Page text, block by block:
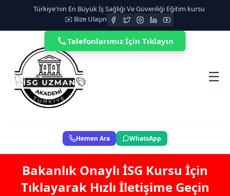
Türkiye'nin En Büyük İş Sağlığı Ve Güvenliği Eğitim kursu
✉️ Bize Ulaşın
☰
Hemen Ara WhatsApp
Bakanlık Onaylı İSG Kursu İçin
Tıklayarak Hızlı İletişime Geçin
Telefonlarımız İçin Tıklayın